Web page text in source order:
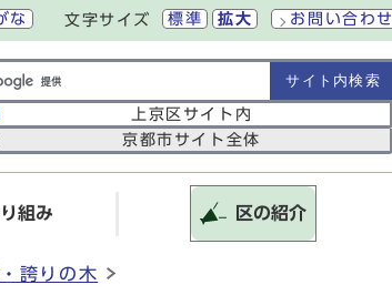
な 文字サイズ 標準 拡大 お問い合わせ
ト内検索の範囲
上京区サイト内
京都市サイト全体
組み 区の紹介
誇りの木